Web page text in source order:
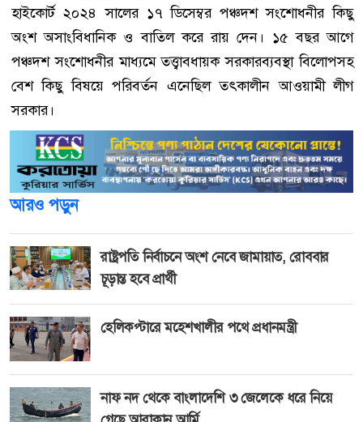
হাইকোর্ট ২০২৪ সালের ১৭ ডিসেম্বর পঞ্চদশ সংশোধনীর কিছু
অংশ অসাংবিধানিক ও বাতিল করে রায় দেন। ১৫ বছর আগে
পঞ্চদশ সংশোধনীর মাধ্যমে তত্ত্বাবধায়ক সরকারব্যবস্থা বিলোপসহ
বেশ কিছু বিষয়ে পরিবর্তন এনেছিল তৎকালীন আওয়ামী লীগ
সরকার।
আরও পড়ুন
রাষ্ট্রপতি নির্বাচনে অংশ নেবে জামায়াত, রোববার
চূড়ান্ত হবে প্রার্থী
হেলিকপ্টারে মহেশখালীর পথে প্রধানমন্ত্রী
নাফ নদ থেকে বাংলাদেশি ৩ জেলেকে ধরে নিয়ে